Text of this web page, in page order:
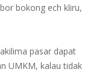
bokong ech kliru,
pasar dapat
UMKM, kalau tidak